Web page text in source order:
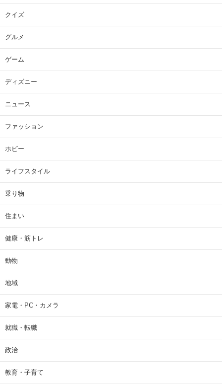
クイズ
グルメ
ゲーム
ディズニー
ニュース
ファッション
ホビー
ライフスタイル
乗り物
住まい
健康・筋トレ
動物
地域
家電・PC・カメラ
就職・転職
政治
教育・子育て